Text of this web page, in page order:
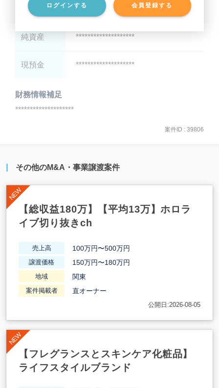
ログインする 会員登録する
有利子負債 ********************
純資産 ********************
現預金 ********************
財務情報補足
********************
案件ID : 39806
その他のM&A・事業譲渡案件
【総収益180万】【平均13万】ホロラ
イブ切り抜きch
売上高 100万円〜500万円
譲渡価格 150万円〜180万円
地域 関東
案件掲載者 直オーナー
公開日:2026-08-05
【フレグランスとスキンケア化粧品】
ライフスタイルブランド